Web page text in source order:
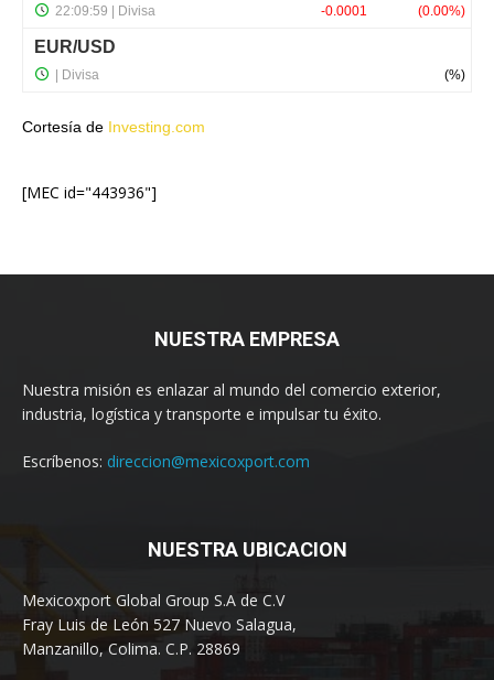
Cortesía de Investing.com
[MEC id="443936"]
NUESTRA EMPRESA
Nuestra misión es enlazar al mundo del comercio exterior,
industria, logística y transporte e impulsar tu éxito.
Escríbenos: direccion@mexicoxport.com
NUESTRA UBICACION
Mexicoxport Global Group S.A de C.V
Fray Luis de León 527 Nuevo Salagua,
Manzanillo, Colima. C.P. 28869